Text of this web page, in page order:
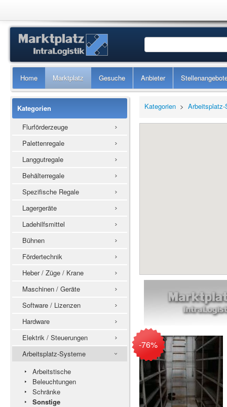
Home Marktplatz Gesuche Anbieter
Kategorien
Flurförderzeuge
Palettenregale
Langgutregale
Behälterregale
Spezifische Regale
Lagergeräte
Ladehilfsmittel
Bühnen
Fördertechnik
Heber / Züge / Krane
Maschinen / Geräte
Software / Lizenzen
Hardware
Elektrik / Steuerungen
Arbeitsplatz-Systeme
Arbeitstische
Beleuchtungen
Schränke
Sonstige
Kategorien >
-76%